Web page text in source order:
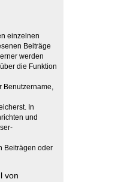
einzelnen
Beiträge
werden
die Funktion
In
und
Beiträgen oder
von